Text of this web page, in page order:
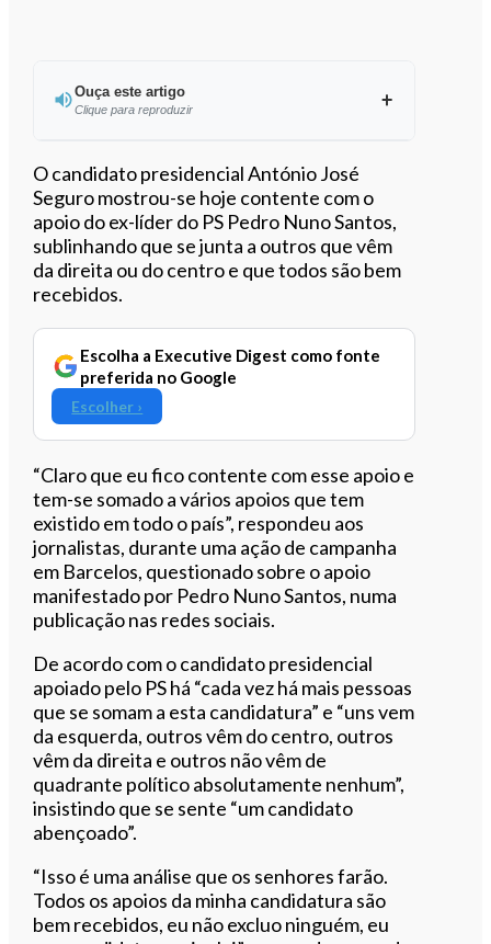
Ouça este artigo
Clique para reproduzir
Ouvir este artigo
O candidato presidencial António José
Seguro mostrou-se hoje contente com o
apoio do ex-líder do PS Pedro Nuno Santos,
sublinhando que se junta a outros que vêm
da direita ou do centro e que todos são bem
recebidos.
Escolha a Executive Digest como fonte
preferida no Google
Escolher ›
“Claro que eu fico contente com esse apoio e
tem-se somado a vários apoios que tem
existido em todo o país”, respondeu aos
jornalistas, durante uma ação de campanha
em Barcelos, questionado sobre o apoio
manifestado por Pedro Nuno Santos, numa
publicação nas redes sociais.
De acordo com o candidato presidencial
apoiado pelo PS há “cada vez há mais pessoas
que se somam a esta candidatura” e “uns vem
da esquerda, outros vêm do centro, outros
vêm da direita e outros não vêm de
quadrante político absolutamente nenhum”,
insistindo que se sente “um candidato
abençoado”.
“Isso é uma análise que os senhores farão.
Todos os apoios da minha candidatura são
bem recebidos, eu não excluo ninguém, eu